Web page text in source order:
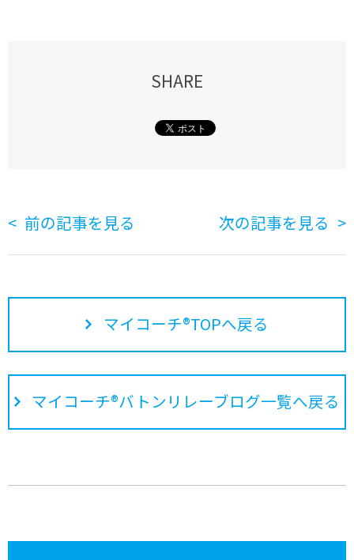
SHARE
前の記事を見る 次の記事を見る
マイコーチ®TOPへ戻る
マイコーチ®バトンリレーブログ一覧へ戻る